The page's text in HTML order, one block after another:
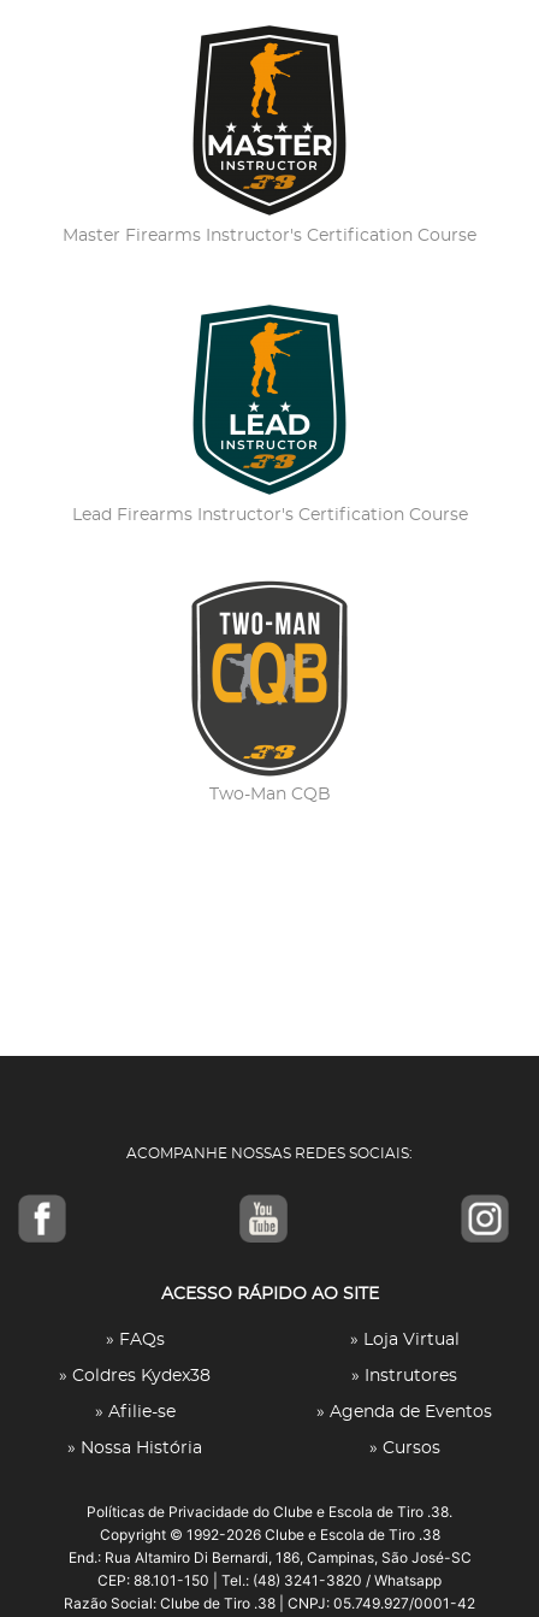
Master Firearms Instructor's Certification Course
Lead Firearms Instructor's Certification Course
Two-Man CQB
ACOMPANHE NOSSAS REDES SOCIAIS:
ACESSO RÁPIDO AO SITE
» FAQs
» Coldres Kydex38
» Afilie-se
» Nossa História
» Loja Virtual
» Instrutores
» Agenda de Eventos
» Cursos
Políticas de Privacidade do Clube e Escola de Tiro .38.
Copyright © 1992-2026 Clube e Escola de Tiro .38
End.: Rua Altamiro Di Bernardi, 186, Campinas, São José-SC
CEP: 88.101-150 | Tel.: (48) 3241-3820 / Whatsapp
Razão Social: Clube de Tiro .38 | CNPJ: 05.749.927/0001-42